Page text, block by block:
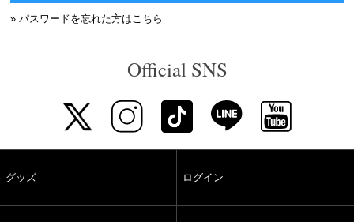
» パスワードを忘れた方はこちら
Official SNS
グッズ ログイン